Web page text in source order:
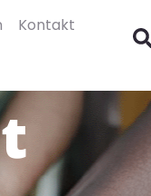
Kontakt